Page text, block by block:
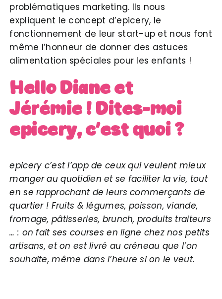
problématiques marketing. Ils nous
expliquent le concept d’epicery, le
fonctionnement de leur start-up et nous font
même l’honneur de donner des astuces
alimentation spéciales pour les enfants !
Hello Diane et
Jérémie ! Dites-moi
epicery, c’est quoi ?
epicery c’est l’app de ceux qui veulent mieux
manger au quotidien et se faciliter la vie, tout
en se rapprochant de leurs commerçants de
quartier ! Fruits & légumes, poisson, viande,
fromage, pâtisseries, brunch, produits traiteurs
… : on fait ses courses en ligne chez nos petits
artisans, et on est livré au créneau que l’on
souhaite, même dans l’heure si on le veut.